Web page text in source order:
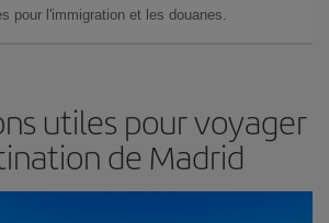
pour l'immigration et les douanes.
utiles pour voyager
de Madrid